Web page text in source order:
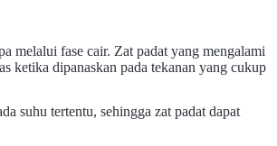
melalui fase cair. Zat padat yang mengalami
ketika dipanaskan pada tekanan yang cukup
suhu tertentu, sehingga zat padat dapat